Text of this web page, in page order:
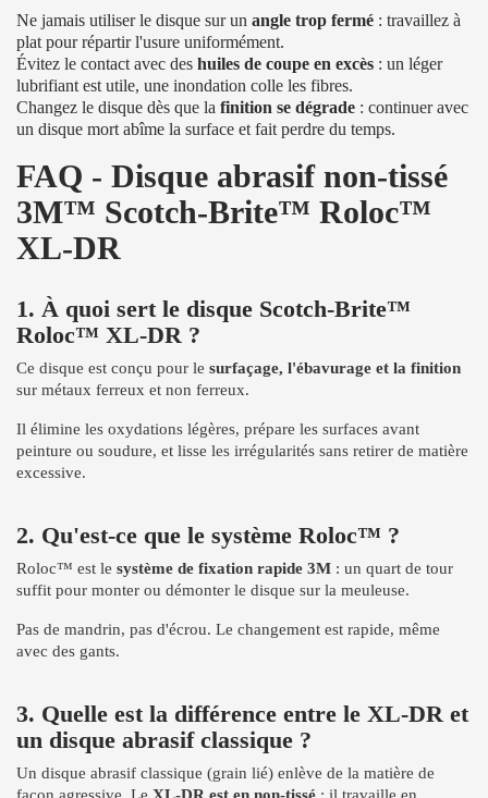
Ne jamais utiliser le disque sur un angle trop fermé : travaillez à
plat pour répartir l'usure uniformément.
Évitez le contact avec des huiles de coupe en excès : un léger
lubrifiant est utile, une inondation colle les fibres.
Changez le disque dès que la finition se dégrade : continuer avec
un disque mort abîme la surface et fait perdre du temps.
FAQ - Disque abrasif non-tissé
3M™ Scotch-Brite™ Roloc™
XL-DR
1. À quoi sert le disque Scotch-Brite™
Roloc™ XL-DR ?
Ce disque est conçu pour le surfaçage, l'ébavurage et la finition
sur métaux ferreux et non ferreux.
Il élimine les oxydations légères, prépare les surfaces avant
peinture ou soudure, et lisse les irrégularités sans retirer de matière
excessive.
2. Qu'est-ce que le système Roloc™ ?
Roloc™ est le système de fixation rapide 3M : un quart de tour
suffit pour monter ou démonter le disque sur la meuleuse.
Pas de mandrin, pas d'écrou. Le changement est rapide, même
avec des gants.
3. Quelle est la différence entre le XL-DR et
un disque abrasif classique ?
Un disque abrasif classique (grain lié) enlève de la matière de